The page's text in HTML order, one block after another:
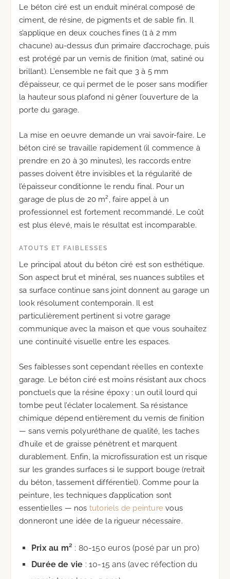
Le béton ciré est un enduit minéral composé de
ciment, de résine, de pigments et de sable fin. Il
s’applique en deux couches fines (1 à 2 mm
chacune) au-dessus d’un primaire d’accrochage, puis
est protégé par un vernis de finition (mat, satiné ou
brillant). L’ensemble ne fait que 3 à 5 mm
d’épaisseur, ce qui permet de le poser sans modifier
la hauteur sous plafond ni gêner l’ouverture de la
porte du garage.
La mise en oeuvre demande un vrai savoir-faire. Le
béton ciré se travaille rapidement (il commence à
prendre en 20 à 30 minutes), les raccords entre
passes doivent être invisibles et la régularité de
l’épaisseur conditionne le rendu final. Pour un
garage de plus de 20 m², faire appel à un
professionnel est fortement recommandé. Le coût
est plus élevé, mais le résultat est incomparable.
ATOUTS ET FAIBLESSES
Le principal atout du béton ciré est son esthétique.
Son aspect brut et minéral, ses nuances subtiles et
sa surface continue sans joint donnent au garage un
look résolument contemporain. Il est
particulièrement pertinent si votre garage
communique avec la maison et que vous souhaitez
une continuité visuelle entre les espaces.
Ses faiblesses sont cependant réelles en contexte
garage. Le béton ciré est moins résistant aux chocs
ponctuels que la résine époxy : un outil lourd qui
tombe peut l’éclater localement. Sa résistance
chimique dépend entièrement du vernis de finition
— sans vernis polyuréthane de qualité, les taches
d’huile et de graisse pénètrent et marquent
durablement. Enfin, la microfissuration est un risque
sur les grandes surfaces si le support bouge (retrait
du béton, tassement différentiel). Comme pour la
peinture, les techniques d’application sont
essentielles — nos tutoriels de peinture vous
donneront une idée de la rigueur nécessaire.
Prix au m² : 80-150 euros (posé par un pro)
Durée de vie : 10-15 ans (avec réfection du